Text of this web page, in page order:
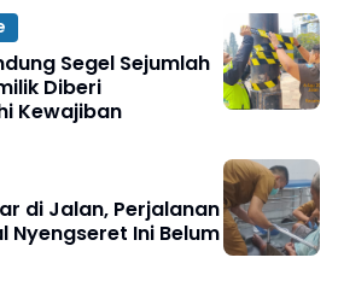
Segel Sejumlah
Diberi
Kewajiban
di Jalan, Perjalanan
Nyengseret Ini Belum